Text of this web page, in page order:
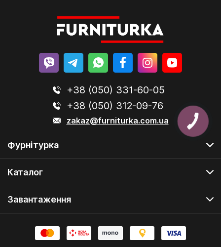
+38 (050) 331-60-05
+38 (050) 312-09-76
zakaz@furniturka.com.ua
Фурнітурка
Каталог
Завантаження